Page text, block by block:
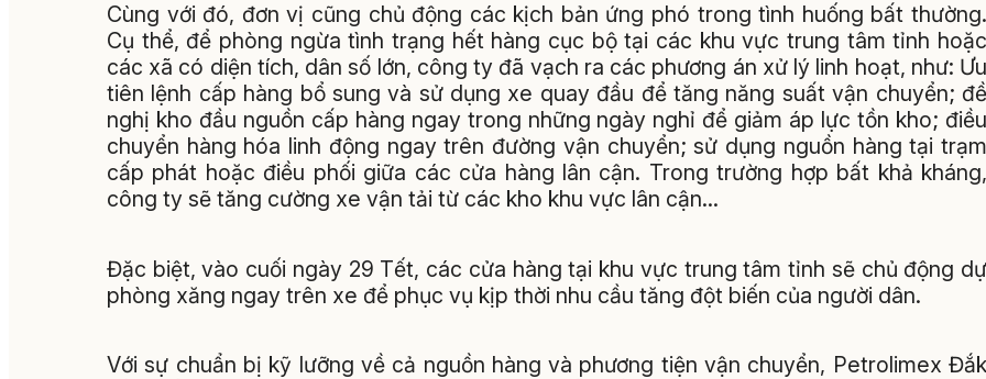
Cùng với đó, đơn vị cũng chủ động các kịch bản ứng phó trong tình huống bất thường.
Cụ thể, để phòng ngừa tình trạng hết hàng cục bộ tại các khu vực trung tâm tỉnh hoặc
các xã có diện tích, dân số lớn, công ty đã vạch ra các phương án xử lý linh hoạt, như: Ưu
tiên lệnh cấp hàng bổ sung và sử dụng xe quay đầu để tăng năng suất vận chuyển; đề
nghị kho đầu nguồn cấp hàng ngay trong những ngày nghỉ để giảm áp lực tồn kho; điều
chuyển hàng hóa linh động ngay trên đường vận chuyển; sử dụng nguồn hàng tại trạm
cấp phát hoặc điều phối giữa các cửa hàng lân cận. Trong trường hợp bất khả kháng,
công ty sẽ tăng cường xe vận tải từ các kho khu vực lân cận…
Đặc biệt, vào cuối ngày 29 Tết, các cửa hàng tại khu vực trung tâm tỉnh sẽ chủ động dự
phòng xăng ngay trên xe để phục vụ kịp thời nhu cầu tăng đột biến của người dân.
Với sự chuẩn bị kỹ lưỡng về cả nguồn hàng và phương tiện vận chuyển, Petrolimex Đắk